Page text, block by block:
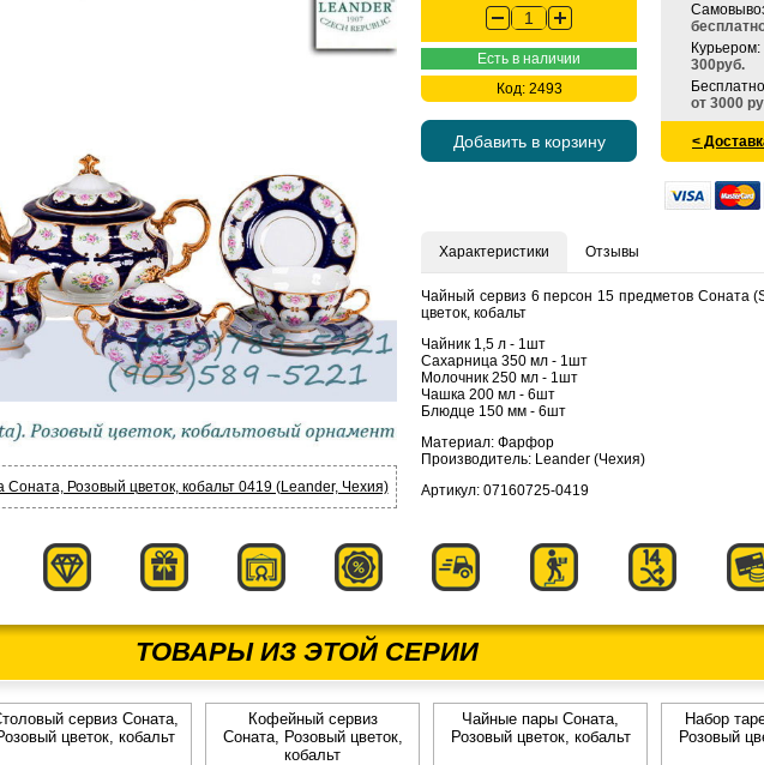
Соната, Розовый цветок, кобальт 0419 (Leander, Чехия)
Есть в наличии
Код: 2493
Добавить в корзину
Курьером:
300руб.
от 3000
<
Характеристики Отзывы
Чайный сервиз 6 персон 15 предметов Соната
цветок, кобальт
Чайник 1,5 л - 1шт
Сахарница 350 мл - 1шт
Молочник 250 мл - 1шт
Чашка 200 мл - 6шт
Блюдце 150 мм - 6шт
Материал: Фарфор
Производитель: Leander (Чехия)
Артикул: 07160725-0419
ТОВАРЫ ИЗ ЭТОЙ СЕРИИ
сервиз Соната,
цветок, кобальт
Кофейный сервиз
Соната, Розовый цветок,
кобальт
Чайные пары Соната,
Розовый цветок, кобальт
Набор
Розовый